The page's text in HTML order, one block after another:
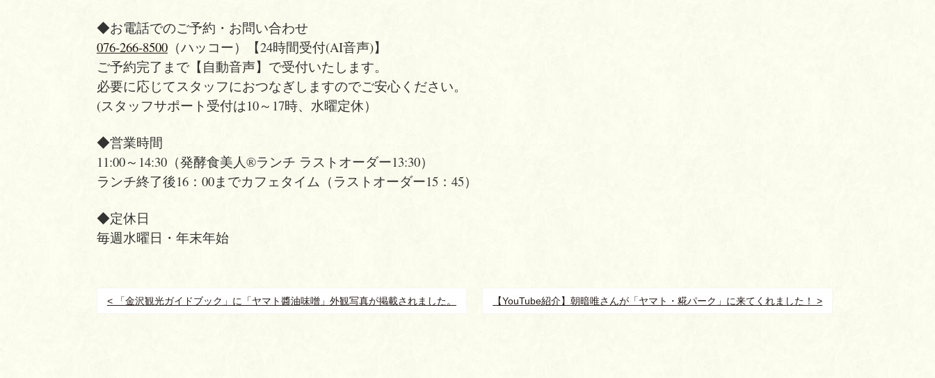
◆お電話でのご予約・お問い合わせ
076-266-8500（ハッコー）【24時間受付(AI音声)】
ご予約完了まで【自動音声】で受付いたします。
必要に応じてスタッフにおつなぎしますのでご安心ください。
(スタッフサポート受付は10～17時、水曜定休）
◆営業時間
11:00～14:30（発酵食美人®ランチ ラストオーダー13:30）
ランチ終了後16：00までカフェタイム（ラストオーダー15：45）
◆定休日
毎週水曜日・年末年始
< 「金沢観光ガイドブック」に「ヤマト醬油味噌」外観写真が掲載されました。 【YouTube紹介】朝暗唯さんが「ヤマト・糀パーク」に来てくれました！ >